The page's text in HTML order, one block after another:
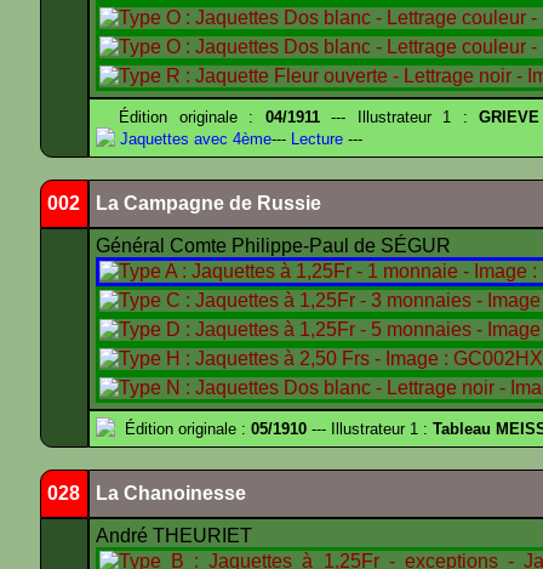
Édition originale : 04/1911--- Illustrateur 1 :
Jaquettes avec 4ème--- Lecture ---
002 La Campagne de Russie
Général Comte Philippe-Paul de SÉGUR
Édition originale : 05/1910 --- Illustrateur 1 : Tableau
028 La Chanoinesse
André THEURIET